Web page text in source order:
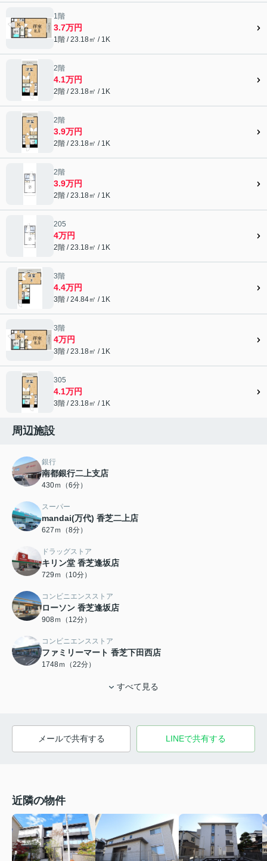
1階
3.7万円
1階 / 23.18㎡ / 1K
2階
4.1万円
2階 / 23.18㎡ / 1K
2階
3.9万円
2階 / 23.18㎡ / 1K
2階
3.9万円
2階 / 23.18㎡ / 1K
205
4万円
2階 / 23.18㎡ / 1K
3階
4.4万円
3階 / 24.84㎡ / 1K
3階
4万円
3階 / 23.18㎡ / 1K
305
4.1万円
3階 / 23.18㎡ / 1K
周辺施設
銀行
南都銀行二上支店
430ｍ（6分）
スーパー
mandai(万代) 香芝二上店
627ｍ（8分）
ドラッグストア
キリン堂 香芝逢坂店
729ｍ（10分）
コンビニエンスストア
ローソン 香芝逢坂店
908ｍ（12分）
コンビニエンスストア
ファミリーマート 香芝下田西店
1748ｍ（22分）
すべて見る
メールで共有する LINEで共有する
近隣の物件